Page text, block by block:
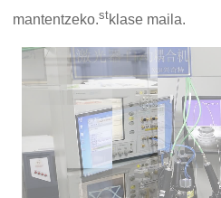
mantentzeko.stklase maila.